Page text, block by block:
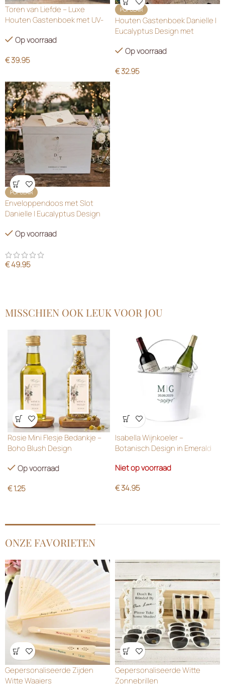
Toren van Liefde – Luxe
Houten Gastenboek met UV-
Op voorraad
€39.95
POPULAIRWensenlijst
Houten Gastenboek Danielle |
Eucalyptus Design met
Op voorraad
€32.95
POPULAIRWensenlijst
Enveloppendoos met Slot
Danielle | Eucalyptus Design
Op voorraad
€49.95
MISSCHIEN OOK LEUK VOOR JOU
Wensenlijst
Rosie Mini Flesje Bedankje –
Boho Blush Design
Op voorraad
€1.25
Wensenlijst
Isabella Wijnkoeler –
Botanisch Design in Emerald
Niet op voorraad
€34.95
ONZE FAVORIETEN
Wensenlijst
Gepersonaliseerde Zijden
Witte Waaiers
Wensenlijst
Gepersonaliseerde Witte
Zonnebrillen